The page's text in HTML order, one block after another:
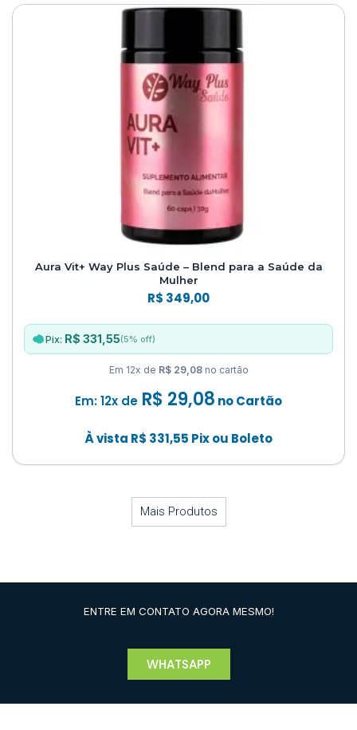
Aura Vit+ Way Plus Saúde – Blend para a Saúde da
Mulher
R$ 349,00
Pix: R$ 331,55(5% off)
Em 12x de R$ 29,08no cartão
Em: 12x de R$ 29,08 no Cartão
À vista R$ 331,55 Pix ou Boleto
Mais Produtos
ENTRE EM CONTATO AGORA MESMO!
WHATSAPP